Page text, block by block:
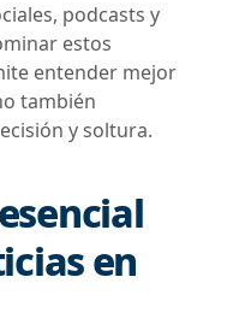
podcasts y
estos
entender mejor
también
y soltura.
en